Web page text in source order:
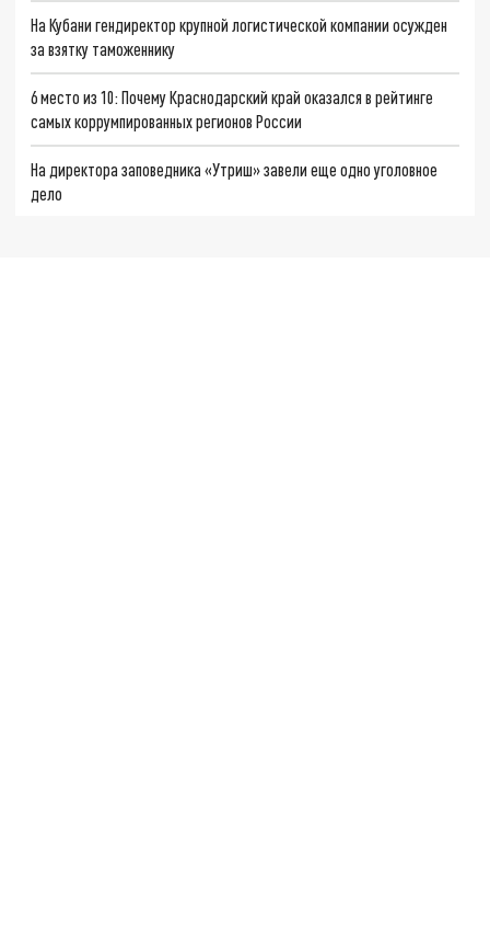
На Кубани гендиректор крупной логистической компании осужден
за взятку таможеннику
6 место из 10: Почему Краснодарский край оказался в рейтинге
самых коррумпированных регионов России
На директора заповедника «Утриш» завели еще одно уголовное
дело